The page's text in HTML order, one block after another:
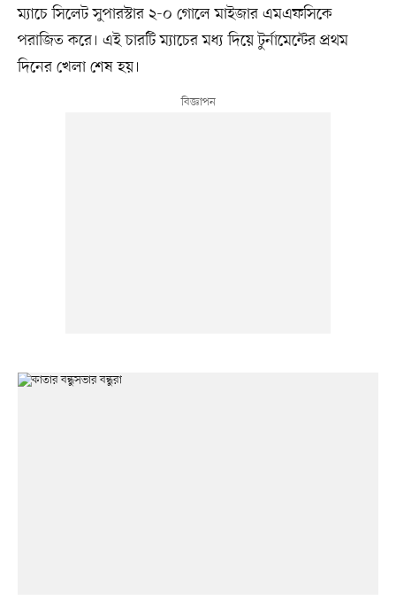
ম্যাচে সিলেট সুপারস্টার ২-০ গোলে মাইজার এমএফসিকে
পরাজিত করে। এই চারটি ম্যাচের মধ্য দিয়ে টুর্নামেন্টের প্রথম
দিনের খেলা শেষ হয়।